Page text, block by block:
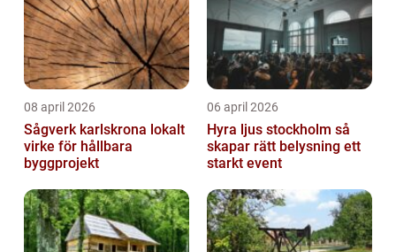
08 april 2026
Sågverk karlskrona lokalt
virke för hållbara
byggprojekt
06 april 2026
Hyra ljus stockholm så
skapar rätt belysning ett
starkt event